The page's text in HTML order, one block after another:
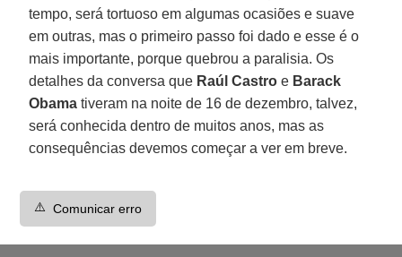
tempo, será tortuoso em algumas ocasiões e suave
em outras, mas o primeiro passo foi dado e esse é o
mais importante, porque quebrou a paralisia. Os
detalhes da conversa que Raúl Castro e Barack
Obama tiveram na noite de 16 de dezembro, talvez,
será conhecida dentro de muitos anos, mas as
consequências devemos começar a ver em breve.
⚠️ Comunicar erro